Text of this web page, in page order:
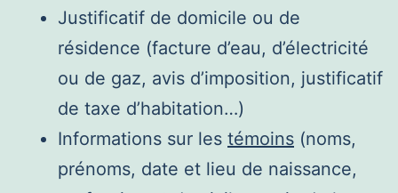
Justificatif de domicile ou de
résidence (facture d’eau, d’électricité
ou de gaz, avis d’imposition, justificatif
de taxe d’habitation…)
Informations sur les témoins (noms,
prénoms, date et lieu de naissance,